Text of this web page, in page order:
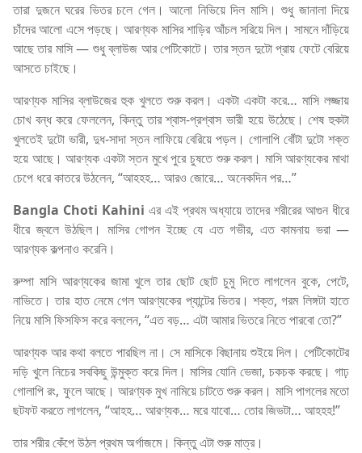
তারা দুজনে ঘরের ভিতর চলে গেল। আলো নিভিয়ে দিল মাসি। শুধু জানালা দিয়ে
চাঁদের আলো এসে পড়ছে। আরণ্যক মাসির শাড়ির আঁচল সরিয়ে দিল। সামনে দাঁড়িয়ে
আছে তার মাসি — শুধু ব্লাউজ আর পেটিকোটে। তার স্তন দুটো প্রায় ফেটে বেরিয়ে
আসতে চাইছে।
আরণ্যক মাসির ব্লাউজের হুক খুলতে শুরু করল। একটা একটা করে… মাসি লজ্জায়
চোখ বন্ধ করে ফেললেন, কিন্তু তার শ্বাস-প্রশ্বাস ভারী হয়ে উঠেছে। শেষ হুকটা
খুলতেই দুটো ভারী, দুধ-সাদা স্তন লাফিয়ে বেরিয়ে পড়ল। গোলাপি বোঁটা দুটো শক্ত
হয়ে আছে। আরণ্যক একটা স্তন মুখে পুরে চুষতে শুরু করল। মাসি আরণ্যকের মাথা
চেপে ধরে কাতরে উঠলেন, “আহহহ… আরও জোরে… অনেকদিন পর…”
Bangla Choti Kahini এর এই প্রথম অধ্যায়ে তাদের শরীরের আগুন ধীরে
ধীরে জ্বলে উঠছিল। মাসির গোপন ইচ্ছে যে এত গভীর, এত কামনায় ভরা —
আরণ্যক কল্পনাও করেনি।
রুম্পা মাসি আরণ্যকের জামা খুলে তার ছোট ছোট চুমু দিতে লাগলেন বুকে, পেটে,
নাভিতে। তার হাত নেমে গেল আরণ্যকের প্যান্টের ভিতর। শক্ত, গরম লিঙ্গটা হাতে
নিয়ে মাসি ফিসফিস করে বললেন, “এত বড়… এটা আমার ভিতরে নিতে পারবো তো?”
আরণ্যক আর কথা বলতে পারছিল না। সে মাসিকে বিছানায় শুইয়ে দিল। পেটিকোটের
দড়ি খুলে নিচের সবকিছু উন্মুক্ত করে দিল। মাসির যোনি ভেজা, চকচক করছে। গাঢ়
গোলাপি রং, ফুলে আছে। আরণ্যক মুখ নামিয়ে চাটতে শুরু করল। মাসি পাগলের মতো
ছটফট করতে লাগলেন, “আহহ… আরণ্যক… মরে যাবো… তোর জিভটা… আহহহ!”
তার শরীর কেঁপে উঠল প্রথম অর্গাজমে। কিন্তু এটা শুরু মাত্র।